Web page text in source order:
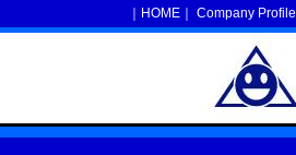
｜ HOME ｜ Company Profile